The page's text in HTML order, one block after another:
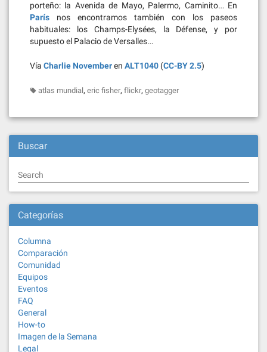
porteño: la Avenida de Mayo, Palermo, Caminito… En
París nos encontramos también con los paseos
habituales: los Champs-Elysées, la Défense, y por
supuesto el Palacio de Versalles…
Vía Charlie Novemberen ALT1040 (CC-BY 2.5)
atlas mundial, eric fisher, flickr, geotagger
Buscar
Search
Categorías
Columna
Comparación
Comunidad
Equipos
Eventos
FAQ
General
How-to
Imagen de la Semana
Legal